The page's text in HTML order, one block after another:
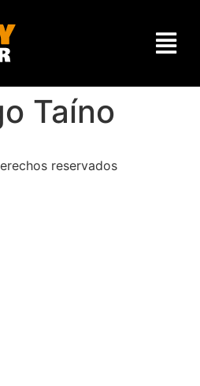
Taíno
reservados